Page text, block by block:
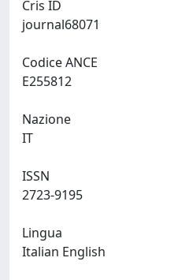
Cris ID
Codice ANCE
Nazione
ISSN
Lingua